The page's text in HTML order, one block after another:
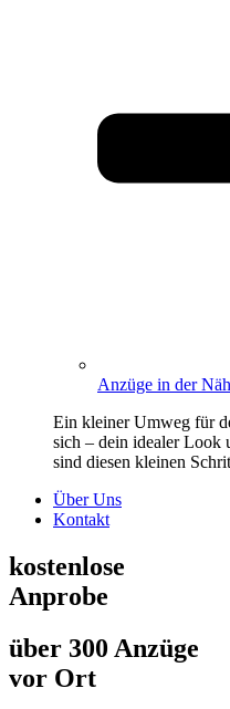
Anzüge in der
Ein kleiner Umweg für
sich – dein idealer Look
sind diesen kleinen
Über Uns
Kontakt
kostenlose
Anprobe
über 300 Anzüge
vor Ort